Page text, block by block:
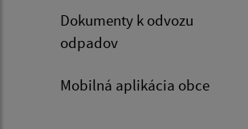
Dokumenty k odvozu
odpadov
Mobilná aplikácia obce